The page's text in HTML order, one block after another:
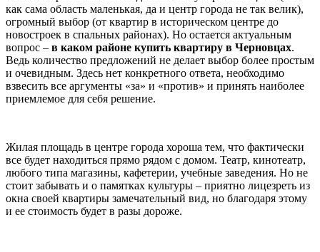
как сама область маленькая, да и центр города не так велик),
огромный выбор (от квартир в историческом центре до
новостроек в спальных районах). Но остается актуальным
вопрос – в каком районе купить квартиру в Черновцах.
Ведь количество предложений не делает выбор более простым
и очевидным. Здесь нет конкретного ответа, необходимо
взвесить все аргументы «за» и «против» и принять наиболее
приемлемое для себя решение.
Жилая площадь в центре города хороша тем, что фактически
все будет находиться прямо рядом с домом. Театр, кинотеатр,
любого типа магазины, кафетерии, учебные заведения. Но не
стоит забывать и о памятках культуры – приятно лицезреть из
окна своей квартиры замечательный вид, но благодаря этому
и ее стоимость будет в разы дороже.